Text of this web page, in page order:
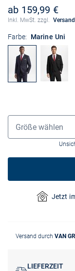
ab 159,99 €
Inkl. MwSt. zzgl.
Farbe: Marine Uni
Größenauswahl
Größe wählen
Jetzt
Versand durch VAN
LIEFERZEIT